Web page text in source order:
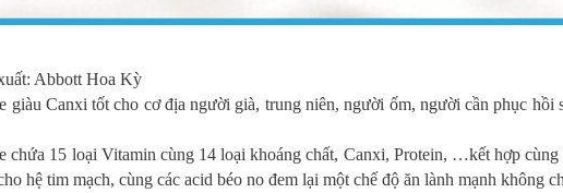
Abbott Hoa Kỳ
giàu Canxi tốt cho cơ địa người già, trung niên, người ốm, người cần phục hồi
chứa 15 loại Vitamin cùng 14 loại khoáng chất, Canxi, Protein, …kết hợp
hệ tim mạch, cùng các acid béo no đem lại một chế độ ăn lành mạnh không